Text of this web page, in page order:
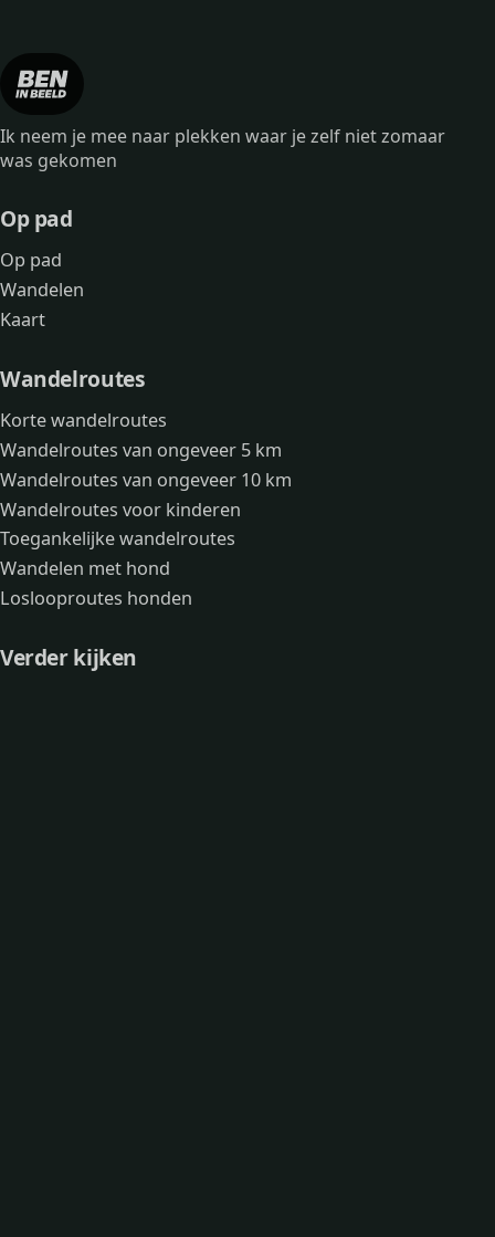
Ik neem je mee naar plekken waar je zelf niet zomaar
was gekomen
Op pad
Op pad
Wandelen
Kaart
Wandelroutes
Korte wandelroutes
Wandelroutes van ongeveer 5 km
Wandelroutes van ongeveer 10 km
Wandelroutes voor kinderen
Toegankelijke wandelroutes
Wandelen met hond
Loslooproutes honden
Verder kijken